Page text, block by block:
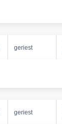
geriest
geriest